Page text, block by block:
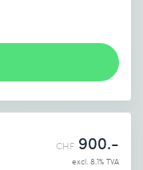
CHF 900.-
excl. 8.1% TVA